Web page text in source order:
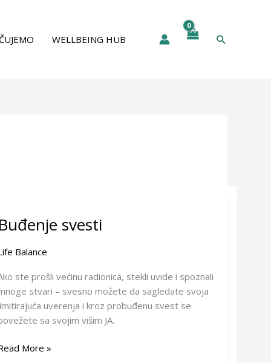
WELLBEING HUB Pretraga
Buđenje svesti
Balance
ste prošli većinu radionica, stekli uvide i spoznali
stvari – svesno možete da sagledate svoja
uverenja i kroz probuđenu svest se
sa svojim višim JA.
More »